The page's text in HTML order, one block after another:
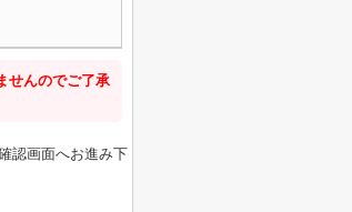
せんのでご了承
認画面へお進み下